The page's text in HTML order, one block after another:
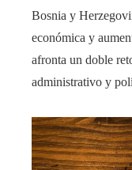
Bosnia y
económica y
afronta un doble
administrativo y